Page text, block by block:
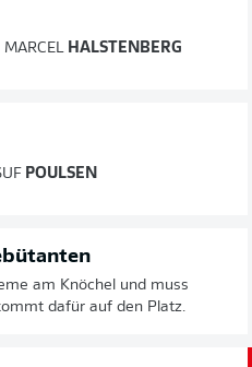
MARCEL HALSTENBERG
POULSEN
am Knöchel und muss
dafür auf den Platz.